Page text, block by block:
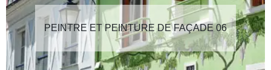
PEINTRE ET PEINTURE DE FAÇADE 06